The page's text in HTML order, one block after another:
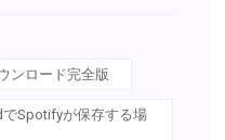
ンロード完全版
Spotifyが保存する場